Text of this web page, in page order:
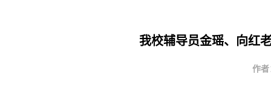
我校辅导员金瑶、向红
作